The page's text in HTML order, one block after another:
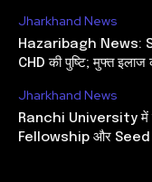
Jharkhand News
Hazaribagh News:
CHD की पुष्टि; मुफ्त इलाज
Jharkhand News
Ranchi University में
Fellowship और Seed